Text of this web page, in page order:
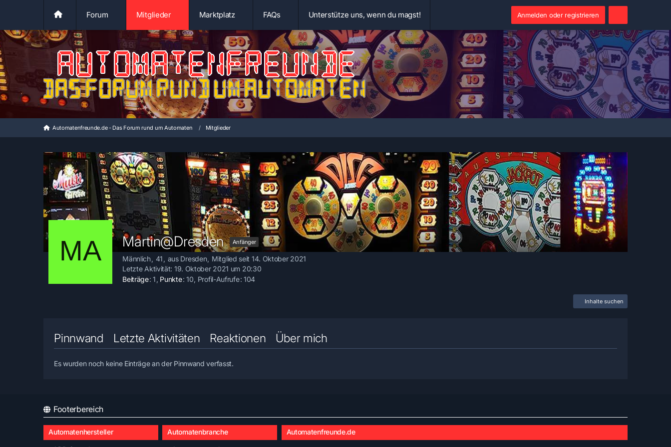
Forum Mitglieder Marktplatz FAQs Unterstütze uns, wenn du magst! Anmelden oder registrieren
Automatenfreunde.de - Das Forum rund um Automaten Mitglieder
Martin@Dresden Anfänger
Männlich 41 aus Dresden
Mitglied seit 14. Oktober 2021
Letzte Aktivität: 19. Oktober 2021 um 20:30
Beiträge 1 Punkte 10 Profil-Aufrufe 104
Inhalte suchen
Pinnwand Letzte Aktivitäten Reaktionen Über mich
Es wurden noch keine Einträge an der Pinnwand verfasst.
Footerbereich
Automatenhersteller Automatenbranche Automatenfreunde.de